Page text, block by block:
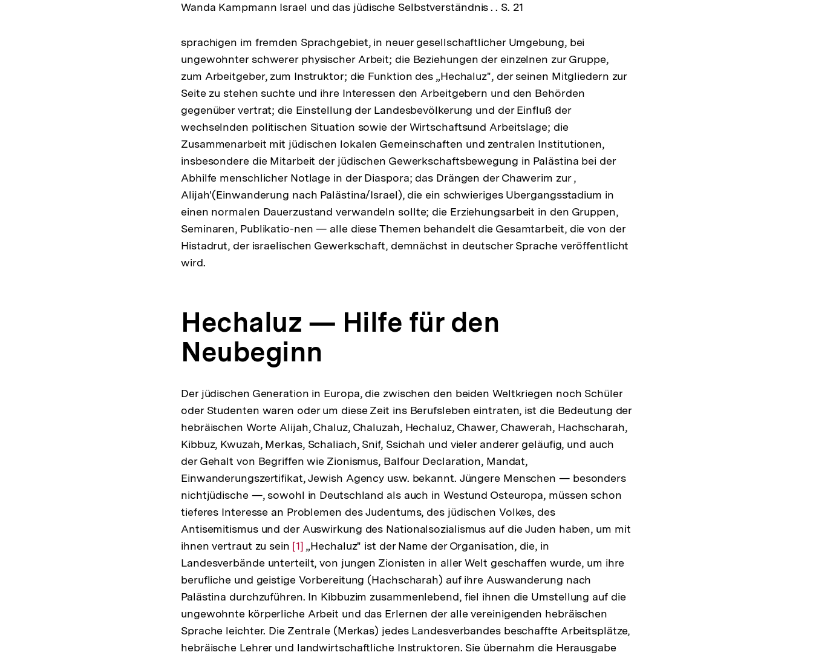
Wanda Kampmann Israel und das jüdische Selbstverständnis . . S. 21
sprachigen im fremden Sprachgebiet, in neuer gesellschaftlicher Umgebung, bei
ungewohnter schwerer physischer Arbeit; die Beziehungen der einzelnen zur Gruppe,
zum Arbeitgeber, zum Instruktor; die Funktion des „Hechaluz", der seinen Mitgliedern zur
Seite zu stehen suchte und ihre Interessen den Arbeitgebern und den Behörden
gegenüber vertrat; die Einstellung der Landesbevölkerung und der Einfluß der
wechselnden politischen Situation sowie der Wirtschaftsund Arbeitslage; die
Zusammenarbeit mit jüdischen lokalen Gemeinschaften und zentralen Institutionen,
insbesondere die Mitarbeit der jüdischen Gewerkschaftsbewegung in Palästina bei der
Abhilfe menschlicher Notlage in der Diaspora; das Drängen der Chawerim zur ,
Alijah'(Einwanderung nach Palästina/Israel), die ein schwieriges Ubergangsstadium in
einen normalen Dauerzustand verwandeln sollte; die Erziehungsarbeit in den Gruppen,
Seminaren, Publikatio-nen — alle diese Themen behandelt die Gesamtarbeit, die von der
Histadrut, der israelischen Gewerkschaft, demnächst in deutscher Sprache veröffentlicht
wird.
Hechaluz — Hilfe für den
Neubeginn
Der jüdischen Generation in Europa, die zwischen den beiden Weltkriegen noch Schüler
oder Studenten waren oder um diese Zeit ins Berufsleben eintraten, ist die Bedeutung der
hebräischen Worte Alijah, Chaluz, Chaluzah, Hechaluz, Chawer, Chawerah, Hachscharah,
Kibbuz, Kwuzah, Merkas, Schaliach, Snif, Ssichah und vieler anderer geläufig, und auch
der Gehalt von Begriffen wie Zionismus, Balfour Declaration, Mandat,
Einwanderungszertifikat, Jewish Agency usw. bekannt. Jüngere Menschen — besonders
nichtjüdische —, sowohl in Deutschland als auch in Westund Osteuropa, müssen schon
tieferes Interesse an Problemen des Judentums, des jüdischen Volkes, des
Antisemitismus und der Auswirkung des Nationalsozialismus auf die Juden haben, um mit
ihnen vertraut zu sein Zur
Auflösung
der
Fußnote
[1] „Hechaluz" ist der Name der Organisation, die, in
Landesverbände unterteilt, von jungen Zionisten in aller Welt geschaffen wurde, um ihre
berufliche und geistige Vorbereitung (Hachscharah) auf ihre Auswanderung nach
Palästina durchzuführen. In Kibbuzim zusammenlebend, fiel ihnen die Umstellung auf die
ungewohnte körperliche Arbeit und das Erlernen der alle vereinigenden hebräischen
Sprache leichter. Die Zentrale (Merkas) jedes Landesverbandes beschaffte Arbeitsplätze,
hebräische Lehrer und landwirtschaftliche Instruktoren. Sie übernahm die Herausgabe